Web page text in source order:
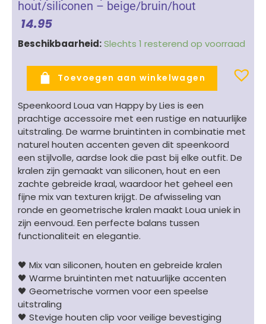
hout/siliconen – beige/bruin/hout
14.95
Beschikbaarheid:Slechts 1 resterend op voorraad
Happy
Lies
speenkoord
hout/siliconen
-
beige/bruin/hout
aantal
Toevoegen aan winkelwagen
Speenkoord Loua van Happy by Lies is een
prachtige accessoire met een rustige en natuurlijke
uitstraling. De warme bruintinten in combinatie met
naturel houten accenten geven dit speenkoord
een stijlvolle, aardse look die past bij elke outfit. De
kralen zijn gemaakt van siliconen, hout en een
zachte gebreide kraal, waardoor het geheel een
fijne mix van texturen krijgt. De afwisseling van
ronde en geometrische kralen maakt Loua uniek in
zijn eenvoud. Een perfecte balans tussen
functionaliteit en elegantie.
🖤 Mix van siliconen, houten en gebreide kralen
🖤 Warme bruintinten met natuurlijke accenten
🖤 Geometrische vormen voor een speelse
uitstraling
🖤 Stevige houten clip voor veilige bevestiging